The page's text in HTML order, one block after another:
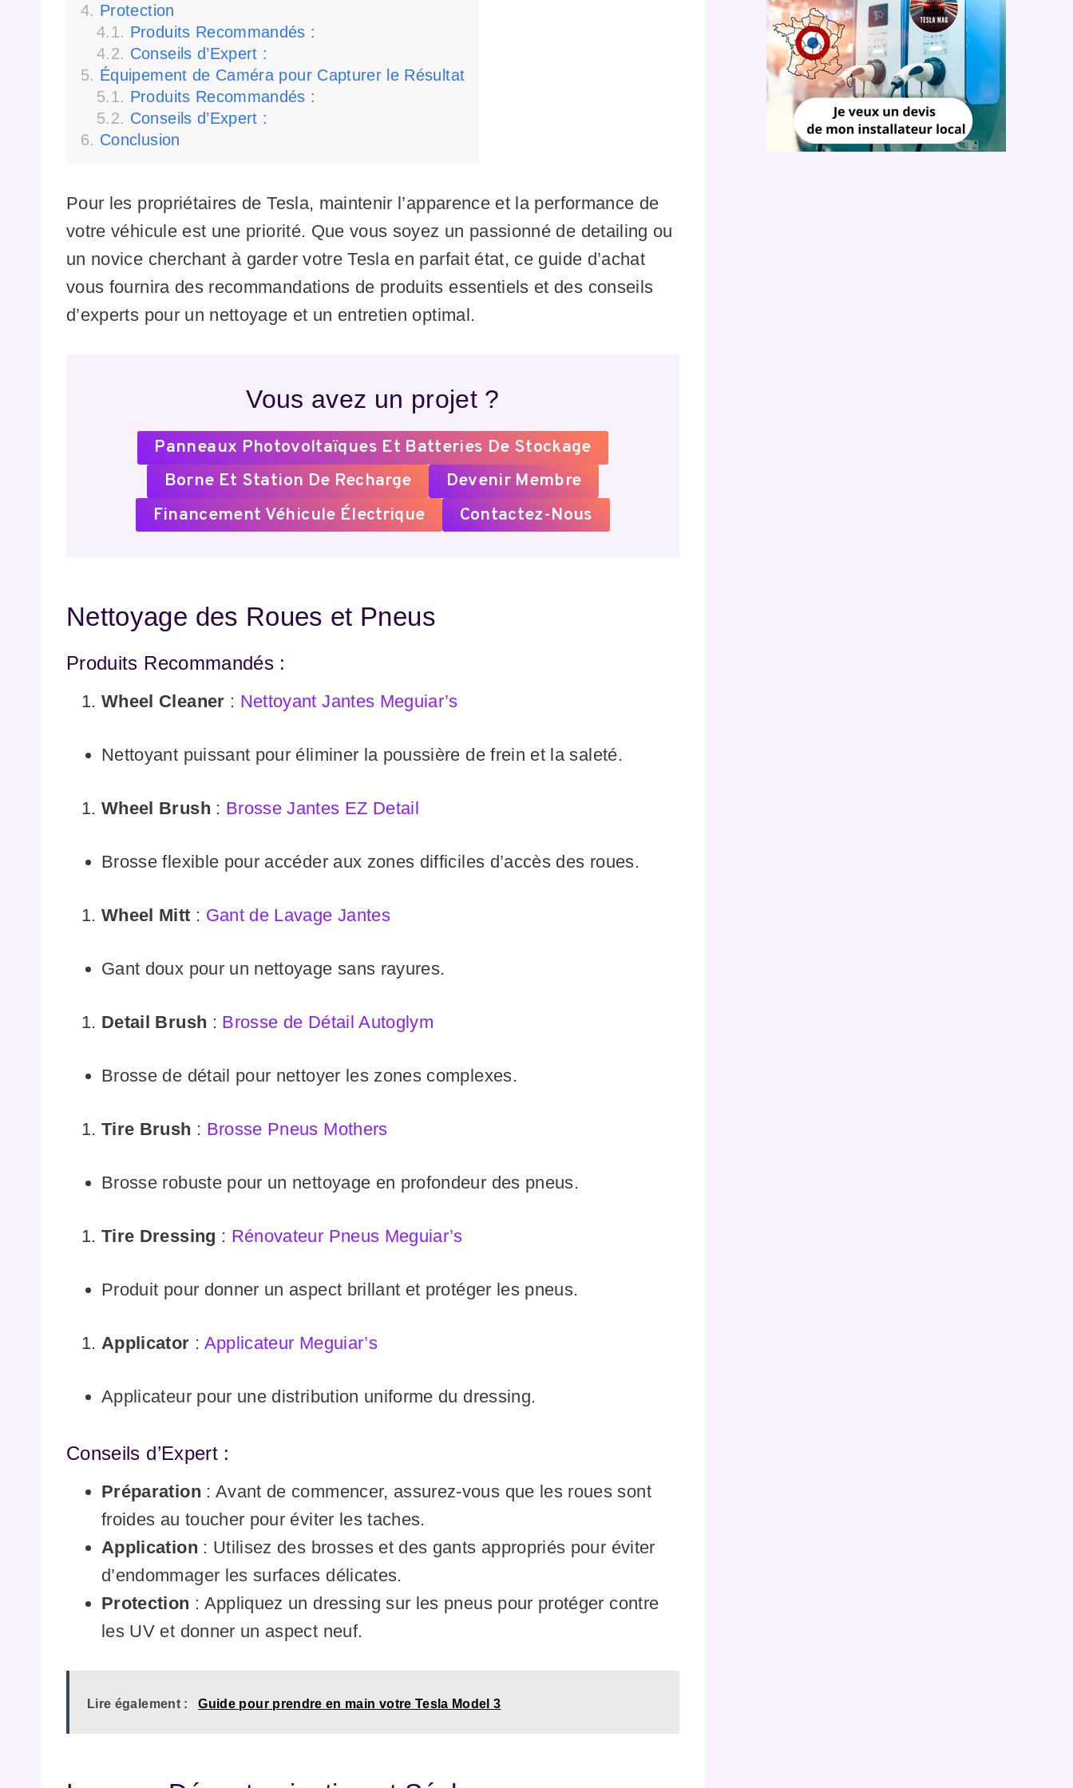
Protection
Produits Recommandés :
Conseils d’Expert :
Équipement de Caméra pour Capturer le Résultat
Produits Recommandés :
Conseils d’Expert :
Conclusion
Pour les propriétaires de Tesla, maintenir l’apparence et la performance de
votre véhicule est une priorité. Que vous soyez un passionné de detailing ou
un novice cherchant à garder votre Tesla en parfait état, ce guide d’achat
vous fournira des recommandations de produits essentiels et des conseils
d’experts pour un nettoyage et un entretien optimal.
Vous avez un projet ?
Panneaux Photovoltaïques Et Batteries De Stockage
Borne Et Station De Recharge
Devenir Membre
Financement Véhicule Électrique
Contactez-Nous
Nettoyage des Roues et Pneus
Produits Recommandés :
Wheel Cleaner : Nettoyant Jantes Meguiar’s
Nettoyant puissant pour éliminer la poussière de frein et la saleté.
Wheel Brush : Brosse Jantes EZ Detail
Brosse flexible pour accéder aux zones difficiles d’accès des roues.
Wheel Mitt : Gant de Lavage Jantes
Gant doux pour un nettoyage sans rayures.
Detail Brush : Brosse de Détail Autoglym
Brosse de détail pour nettoyer les zones complexes.
Tire Brush : Brosse Pneus Mothers
Brosse robuste pour un nettoyage en profondeur des pneus.
Tire Dressing : Rénovateur Pneus Meguiar’s
Produit pour donner un aspect brillant et protéger les pneus.
Applicator : Applicateur Meguiar’s
Applicateur pour une distribution uniforme du dressing.
Conseils d’Expert :
Préparation : Avant de commencer, assurez-vous que les roues sont
froides au toucher pour éviter les taches.
Application : Utilisez des brosses et des gants appropriés pour éviter
d’endommager les surfaces délicates.
Protection : Appliquez un dressing sur les pneus pour protéger contre
les UV et donner un aspect neuf.
Lire également : Guide pour prendre en main votre Tesla Model 3